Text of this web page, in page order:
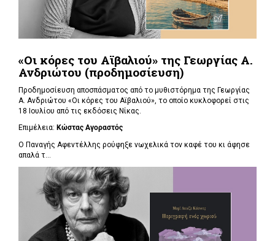
«Οι κόρες του Αϊβαλιού» της Γεωργίας Α.
Ανδριώτου (προδημοσίευση)
Προδημοσίευση αποσπάσματος από το μυθιστόρημα της Γεωργίας
Α. Ανδριώτου «Οι κόρες του Αϊβαλιού», το οποίο κυκλοφορεί στις
18 Ιουλίου από τις εκδόσεις Νίκας.
Επιμέλεια: Κώστας Αγοραστός
Ο Παναγής Αφεντέλλης ρούφηξε νωχελικά τον καφέ του κι άφησε
απαλά τ...